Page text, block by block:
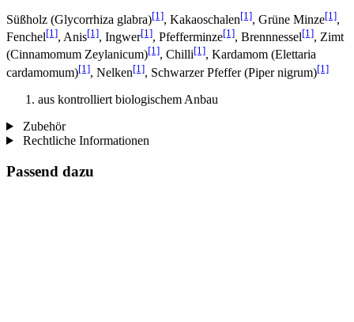
Süßholz (Glycorrhiza glabra)[1], Kakaoschalen[1], Grüne Minze[1],
Fenchel[1], Anis[1], Ingwer[1], Pfefferminze[1], Brennnessel[1], Zimt
(Cinnamomum Zeylanicum)[1], Chilli[1], Kardamom (Elettaria
cardamomum)[1], Nelken[1], Schwarzer Pfeffer (Piper nigrum)[1]
aus kontrolliert biologischem Anbau
Zubehör
Rechtliche Informationen
Passend dazu